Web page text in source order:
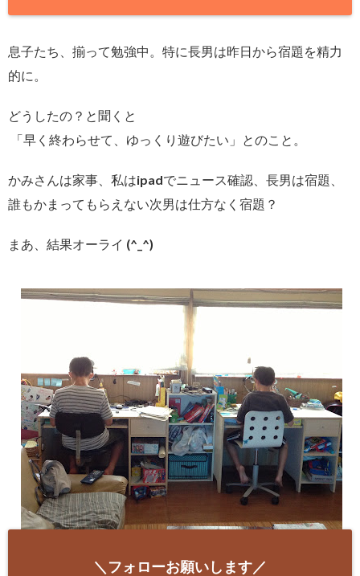
息子たち、揃って勉強中。特に長男は昨日から宿題を精力
的に。
どうしたの？と聞くと
「早く終わらせて、ゆっくり遊びたい」とのこと。
かみさんは家事、私はipadでニュース確認、長男は宿題、
誰もかまってもらえない次男は仕方なく宿題？
まあ、結果オーライ (^_^)ゞ
＼フォローお願いします／